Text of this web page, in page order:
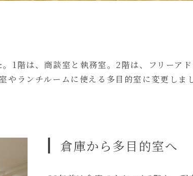
1階は、商談室と執務室。2階は、フリーア
ランチルームに使える多目的室に変更しま
倉庫から多目的室へ